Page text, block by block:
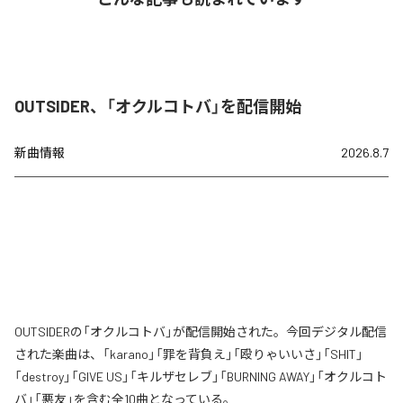
OUTSIDER、「オクルコトバ」を配信開始
新曲情報 2026.8.7
OUTSIDERの「オクルコトバ」が配信開始された。今回デジタル配信
された楽曲は、「karano」「罪を背負え」「殴りゃいいさ」「SHIT」
「destroy」「GIVE US」「キルザセレブ」「BURNING AWAY」「オクルコト
バ」「悪友」を含む全10曲となっている。